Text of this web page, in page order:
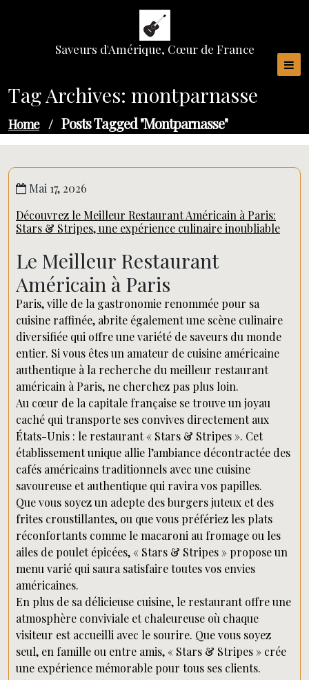
Saveurs d'Amérique, Cœur de France
Tag Archives: montparnasse
Home / Posts Tagged "montparnasse"
Mai 17, 2026
Découvrez le Meilleur Restaurant Américain à Paris:
Stars & Stripes, une expérience culinaire inoubliable
Le Meilleur Restaurant
Américain à Paris
Paris, ville de la gastronomie renommée pour sa
cuisine raffinée, abrite également une scène culinaire
diversifiée qui offre une variété de saveurs du monde
entier. Si vous êtes un amateur de cuisine américaine
authentique à la recherche du meilleur restaurant
américain à Paris, ne cherchez pas plus loin.
Au cœur de la capitale française se trouve un joyau
caché qui transporte ses convives directement aux
États-Unis : le restaurant « Stars & Stripes ». Cet
établissement unique allie l’ambiance décontractée des
cafés américains traditionnels avec une cuisine
savoureuse et authentique qui ravira vos papilles.
Que vous soyez un adepte des burgers juteux et des
frites croustillantes, ou que vous préfériez les plats
réconfortants comme le macaroni au fromage ou les
ailes de poulet épicées, « Stars & Stripes » propose un
menu varié qui saura satisfaire toutes vos envies
américaines.
En plus de sa délicieuse cuisine, le restaurant offre une
atmosphère conviviale et chaleureuse où chaque
visiteur est accueilli avec le sourire. Que vous soyez
seul, en famille ou entre amis, « Stars & Stripes » crée
une expérience mémorable pour tous ses clients.